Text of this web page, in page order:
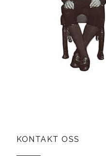
KONTAKT OSS